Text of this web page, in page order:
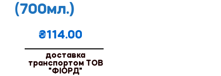
(700мл.)
₴114.00
доставка
транспортом ТОВ
"ФІОРД"